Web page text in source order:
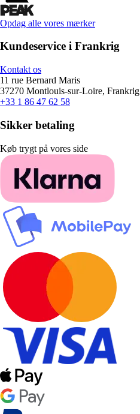
Opdag alle vores mærker
Kundeservice i Frankrig
Kontakt os
11 rue Bernard Maris
37270 Montlouis-sur-Loire, Frankrig
+33 1 86 47 62 58
Sikker betaling
Køb trygt på vores side